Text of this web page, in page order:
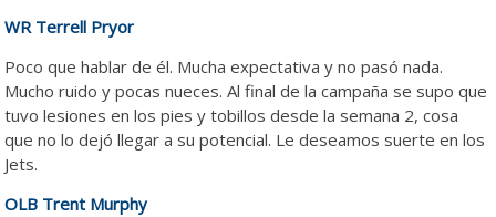
WR Terrell Pryor
Poco que hablar de él. Mucha expectativa y no pasó nada.
Mucho ruido y pocas nueces. Al final de la campaña se supo que
tuvo lesiones en los pies y tobillos desde la semana 2, cosa
que no lo dejó llegar a su potencial. Le deseamos suerte en los
Jets.
OLB Trent Murphy